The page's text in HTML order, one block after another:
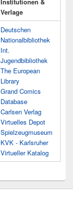
Verlage
Deutschen
Nationalbibliothek
Int.
Jugendbibliothek
The European
Library
Grand Comics
Database
Carlsen Verlag
Virtuelles Depot
Spielzeugmuseum
KVK - Karlsruher
Virtueller Katalog